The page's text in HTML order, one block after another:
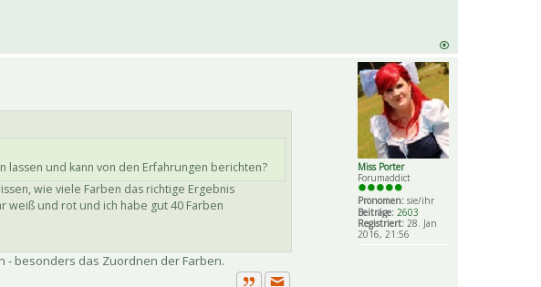
Miss Porter
Forumaddict
Pronomen: sie/ihr
Beiträge: 2603
Registriert: 28. Jan
2016, 21:56
lassen und kann von den Erfahrungen berichten?
wie viele Farben das richtige Ergebnis
weiß und rot und ich habe gut 40 Farben
- besonders das Zuordnen der Farben.